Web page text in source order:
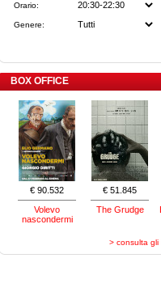
Orario:
Genere:
BOX OFFICE
€ 90.532
Volevo
nascondermi
€ 51.845
The Grudge
> consulta gli